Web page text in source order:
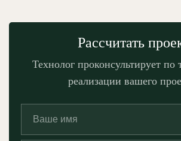
Рассчитать
Технолог проконсультирует по
реализации вашего